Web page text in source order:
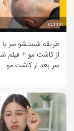
admin
طریقه شستشو سر با
از کاشت مو + فیلم
سر بعد از کاشت مو